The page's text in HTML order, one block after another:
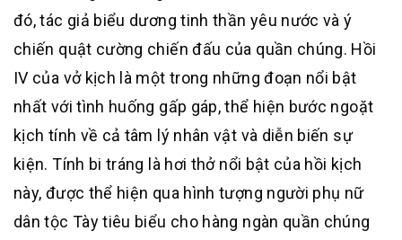
đó, tác giả biểu dương tinh thần yêu nước và ý
chiến quật cường chiến đấu của quần chúng. Hồi
IV của vở kịch là một trong những đoạn nổi bật
nhất với tình huống gấp gáp, thể hiện bước ngoặt
kịch tính về cả tâm lý nhân vật và diễn biến sự
kiện. Tính bi tráng là hơi thở nổi bật của hồi kịch
này, được thể hiện qua hình tượng người phụ nữ
dân tộc Tày tiêu biểu cho hàng ngàn quần chúng